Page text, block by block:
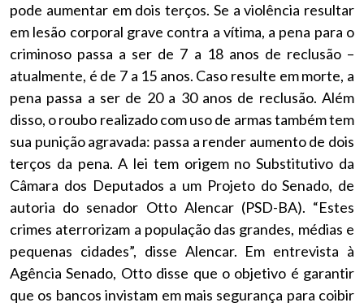
pode aumentar em dois terços. Se a violência resultar
em lesão corporal grave contra a vítima, a pena para o
criminoso passa a ser de 7 a 18 anos de reclusão –
atualmente, é de 7 a 15 anos. Caso resulte em morte, a
pena passa a ser de 20 a 30 anos de reclusão. Além
disso, o roubo realizado com uso de armas também tem
sua punição agravada: passa a render aumento de dois
terços da pena. A lei tem origem no Substitutivo da
Câmara dos Deputados a um Projeto do Senado, de
autoria do senador Otto Alencar (PSD-BA). “Estes
crimes aterrorizam a população das grandes, médias e
pequenas cidades”, disse Alencar. Em entrevista à
Agência Senado, Otto disse que o objetivo é garantir
que os bancos invistam em mais segurança para coibir